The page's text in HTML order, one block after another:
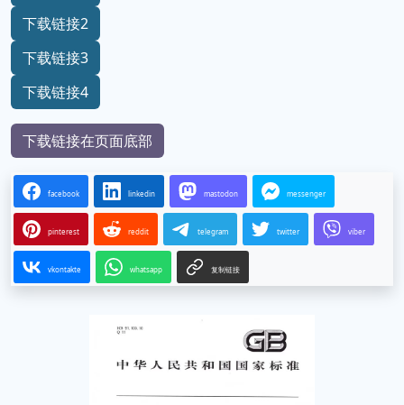
下载链接2
下载链接3
下载链接4
下载链接在页面底部
facebook linkedin mastodon messenger
pinterest reddit telegram twitter viber
vkontakte whatsapp 复制链接